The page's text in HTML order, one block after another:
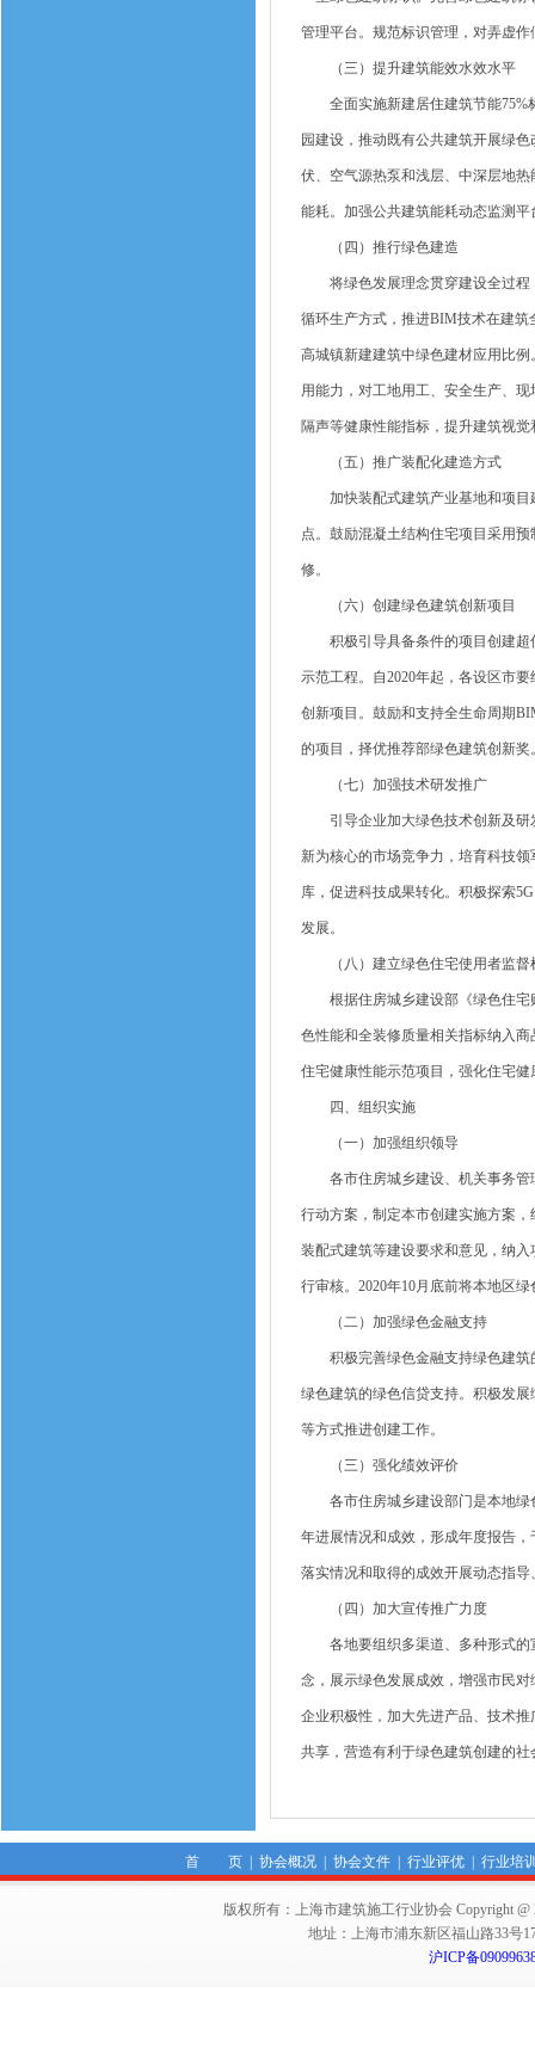
管理平台。规范标识管理，对弄虚
（三）提升建筑能效水效水平
全面实施新建居住建筑节能75%
园建设，推动既有公共建筑开展绿
伏、空气源热泵和浅层、中深层地
能耗。加强公共建筑能耗动态监测
（四）推行绿色建造
将绿色发展理念贯穿建设全过程
循环生产方式，推进BIM技术在建
高城镇新建建筑中绿色建材应用比
用能力，对工地用工、安全生产、
隔声等健康性能指标，提升建筑视觉
（五）推广装配化建造方式
加快装配式建筑产业基地和项目
点。鼓励混凝土结构住宅项目采用
修。
（六）创建绿色建筑创新项目
积极引导具备条件的项目创建超
示范工程。自2020年起，各设区市
创新项目。鼓励和支持全生命周期
的项目，择优推荐部绿色建筑创新奖
（七）加强技术研发推广
引导企业加大绿色技术创新及研
新为核心的市场竞争力，培育科技
库，促进科技成果转化。积极探索
发展。
（八）建立绿色住宅使用者监督
根据住房城乡建设部《绿色住宅
色性能和全装修质量相关指标纳入
住宅健康性能示范项目，强化住宅
四、组织实施
（一）加强组织领导
各市住房城乡建设、机关事务管
行动方案，制定本市创建实施方案
装配式建筑等建设要求和意见，纳
行审核。2020年10月底前将本地区
（二）加强绿色金融支持
积极完善绿色金融支持绿色建筑
绿色建筑的绿色信贷支持。积极发
等方式推进创建工作。
（三）强化绩效评价
各市住房城乡建设部门是本地绿
年进展情况和成效，形成年度报告
落实情况和取得的成效开展动态指
（四）加大宣传推广力度
各地要组织多渠道、多种形式的
念，展示绿色发展成效，增强市民
企业积极性，加大先进产品、技术
共享，营造有利于绿色建筑创建的社
首 页| 协会概况| 协会文件| 行业评优| 行业培
版权所有：上海市建筑施工行业协会 Copyright @
地址：上海市浦东新区福山路33号
沪ICP备